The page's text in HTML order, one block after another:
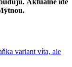
variant víta, ale